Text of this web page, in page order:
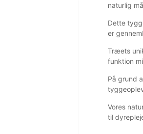
naturlig
Dette
er
Træets
funktion
På grund
Vores
til